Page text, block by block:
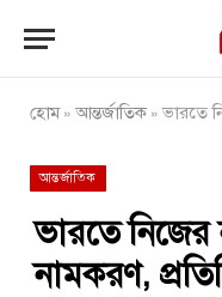
হোম» আন্তর্জাতিক »ভারতে
আন্তর্জাতিক
ভারতে
নামকরণ,